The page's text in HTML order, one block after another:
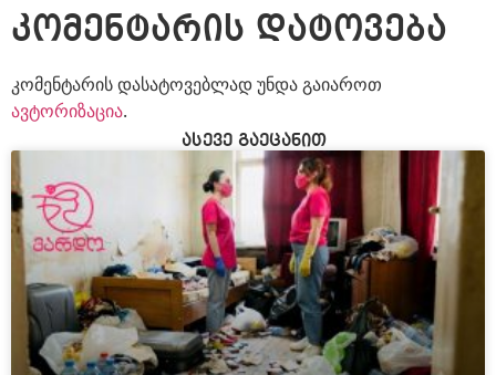
კომენტარის დატოვება
კომენტარის დასატოვებლად უნდა გაიაროთ
ავტორიზაცია.
ასევე გაეცანით